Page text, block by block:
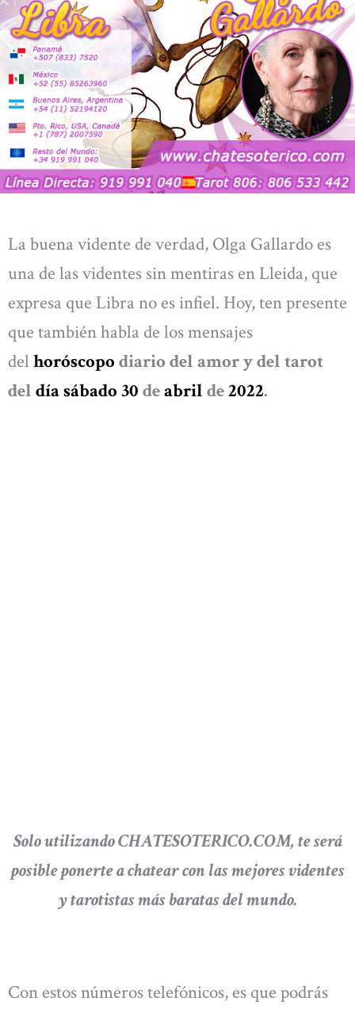
La buena vidente de verdad, Olga Gallardo es
una de las videntes sin mentiras en Lleida, que
expresa que Libra no es infiel. Hoy, ten presente
que también habla de los mensajes
del horóscopo diario del amor y del tarot
del día sábado 30 deabril de2022.
Solo utilizando CHATESOTERICO.COM, te será
posible ponerte a chatear con las mejores videntes
y tarotistas más baratas del mundo.
Con estos números telefónicos, es que podrás